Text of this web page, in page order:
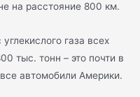
на расстояние 800 км.
газа всех
тыс. тонн – это почти в
автомобили Америки.